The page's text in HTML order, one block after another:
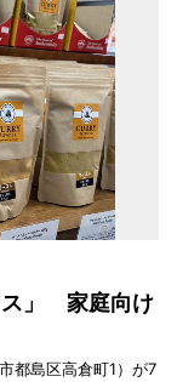
ス」 家庭向け
都島区高倉町1）が7